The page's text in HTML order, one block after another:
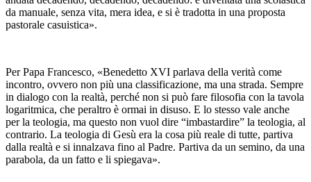
da manuale, senza vita, mera idea, e si è tradotta in una proposta
pastorale casuistica».
Per Papa Francesco, «Benedetto XVI parlava della verità come
incontro, ovvero non più una classificazione, ma una strada. Sempre
in dialogo con la realtà, perché non si può fare filosofia con la tavola
logaritmica, che peraltro è ormai in disuso. E lo stesso vale anche
per la teologia, ma questo non vuol dire “imbastardire” la teologia, al
contrario. La teologia di Gesù era la cosa più reale di tutte, partiva
dalla realtà e si innalzava fino al Padre. Partiva da un semino, da una
parabola, da un fatto e li spiegava».